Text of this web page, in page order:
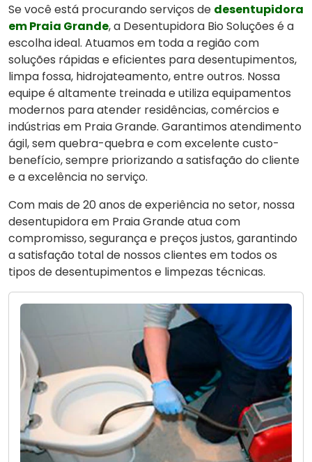
Se você está procurando serviços de desentupidora
em Praia Grande, a Desentupidora Bio Soluções é a
escolha ideal. Atuamos em toda a região com
soluções rápidas e eficientes para desentupimentos,
limpa fossa, hidrojateamento, entre outros. Nossa
equipe é altamente treinada e utiliza equipamentos
modernos para atender residências, comércios e
indústrias em Praia Grande. Garantimos atendimento
ágil, sem quebra-quebra e com excelente custo-
benefício, sempre priorizando a satisfação do cliente
e a excelência no serviço.
Com mais de 20 anos de experiência no setor, nossa
desentupidora em Praia Grande atua com
compromisso, segurança e preços justos, garantindo
a satisfação total de nossos clientes em todos os
tipos de desentupimentos e limpezas técnicas.